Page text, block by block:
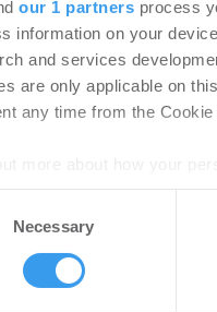
our 1 partners process
information on your
and services
are only applicable on
any time from the
cookies to personalise
information that you’ve
Necessary
Steigende
leistungsfähigere IT-
Login für den ganzen Artikel